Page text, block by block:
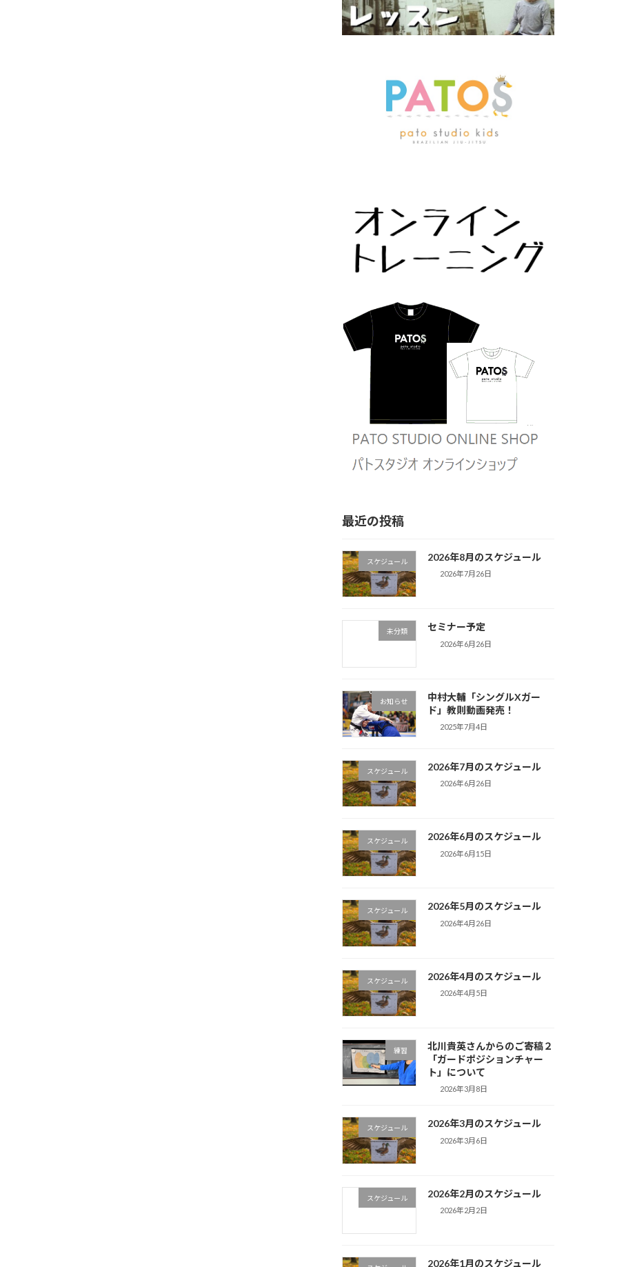
最近の投稿
スケジュール 2026年8月のスケジュール
2026年7月26日
未分類 セミナー予定
2026年6月26日
お知らせ
中村大輔「シングルXガー
ド」教則動画発売！
2025年7月4日
スケジュール 2026年7月のスケジュール
2026年6月26日
スケジュール 2026年6月のスケジュール
2026年6月15日
スケジュール 2026年5月のスケジュール
2026年4月26日
スケジュール 2026年4月のスケジュール
2026年4月5日
練習
北川貴英さんからのご寄稿２
「ガードポジションチャー
ト」について
2026年3月8日
スケジュール 2026年3月のスケジュール
2026年3月6日
スケジュール 2026年2月のスケジュール
2026年2月2日
2026年1月のスケジュール